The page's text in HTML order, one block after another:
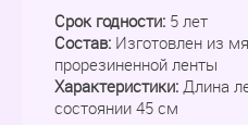
Срок годности: 5 лет
Состав: Изготовлен из
прорезиненной ленты
Характеристики: Длина
состоянии 45 см